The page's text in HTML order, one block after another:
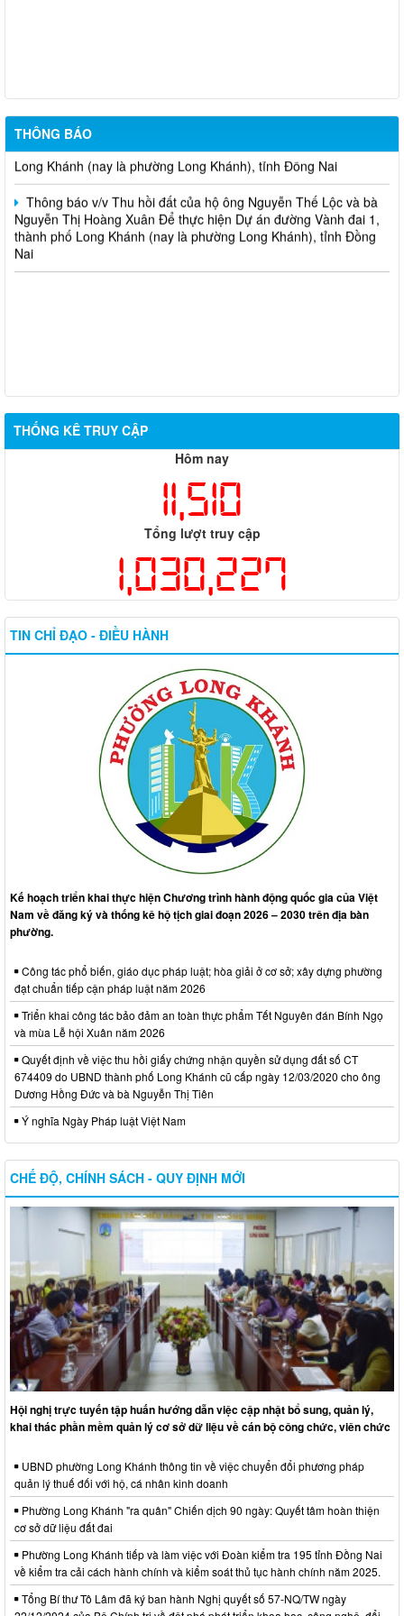
THÔNG BÁO
Thông báo v/v Thu hồi đất của hộ ông Nguyễn Thọ Thanh và
bà Lưu Thị Trí Để thực hiện Dự án đường Vành đai 1, thành phố
Long Khánh (nay là phường Long Khánh), tỉnh Đồng Nai
Thông báo v/v Thu hồi đất của hộ ông Nguyễn Thế Lộc và bà
Nguyễn Thị Hoàng Xuân Để thực hiện Dự án đường Vành đai 1,
thành phố Long Khánh (nay là phường Long Khánh), tỉnh Đồng
Nai
THỐNG KÊ TRUY CẬP
Hôm nay
11,510
Tổng lượt truy cập
1,030,227
TIN CHỈ ĐẠO - ĐIỀU HÀNH
Kế hoạch triển khai thực hiện Chương trình hành động quốc gia của Việt
Nam về đăng ký và thống kê hộ tịch giai đoạn 2026 – 2030 trên địa bàn
phường.
Công tác phổ biến, giáo dục pháp luật; hòa giải ở cơ sở; xây dựng phường
đạt chuẩn tiếp cận pháp luật năm 2026
Triển khai công tác bảo đảm an toàn thực phẩm Tết Nguyên đán Bính Ngọ
và mùa Lễ hội Xuân năm 2026
Quyết định về việc thu hồi giấy chứng nhận quyền sử dụng đất số CT
674409 do UBND thành phố Long Khánh cũ cấp ngày 12/03/2020 cho ông
Dương Hồng Đức và bà Nguyễn Thị Tiên
Ý nghĩa Ngày Pháp luật Việt Nam
CHẾ ĐỘ, CHÍNH SÁCH - QUY ĐỊNH MỚI
Hội nghị trực tuyến tập huấn hướng dẫn việc cập nhật bổ sung, quản lý,
khai thác phần mềm quản lý cơ sở dữ liệu về cán bộ công chức, viên chức
UBND phường Long Khánh thông tin về việc chuyển đổi phương pháp
quản lý thuế đối với hộ, cá nhân kinh doanh
Phường Long Khánh "ra quân" Chiến dịch 90 ngày: Quyết tâm hoàn thiện
cơ sở dữ liệu đất đai
Phường Long Khánh tiếp và làm việc với Đoàn kiểm tra 195 tỉnh Đồng Nai
về kiểm tra cải cách hành chính và kiểm soát thủ tục hành chính năm 2025.
Tổng Bí thư Tô Lâm đã ký ban hành Nghị quyết số 57-NQ/TW ngày